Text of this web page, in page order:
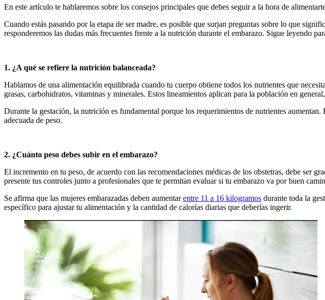
En este artículo te hablaremos sobre los consejos principales que debes seguir a la hora de
Cuando estás pasando por la etapa de ser madre, es posible que surjan preguntas sobre lo que
responderemos las dudas más frecuentes frente a la nutrición durante el embarazo. Sigue leyendo
1. ¿A qué se refiere la nutrición balanceada?
Hablamos de una alimentación equilibrada cuando tu cuerpo obtiene todos los nutrientes que
grasas, carbohidratos, vitaminas y minerales. Estos lineamientos aplican para la población en
Durante la gestación, la nutrición es fundamental porque los requerimientos de nutrientes
adecuada de peso.
2. ¿Cuánto peso debes subir en el embarazo?
El incremento en tu peso, de acuerdo con las recomendaciones médicas de los obstetras, debe ser
presente tus controles junto a profesionales que te permitan evaluar si tu embarazo va por buen
Se afirma que las mujeres embarazadas deben aumentarentre 11 a 16 kilogramos durante toda la
específico para ajustar tu alimentación y la cantidad de calorías diarias que deberías ingerir.